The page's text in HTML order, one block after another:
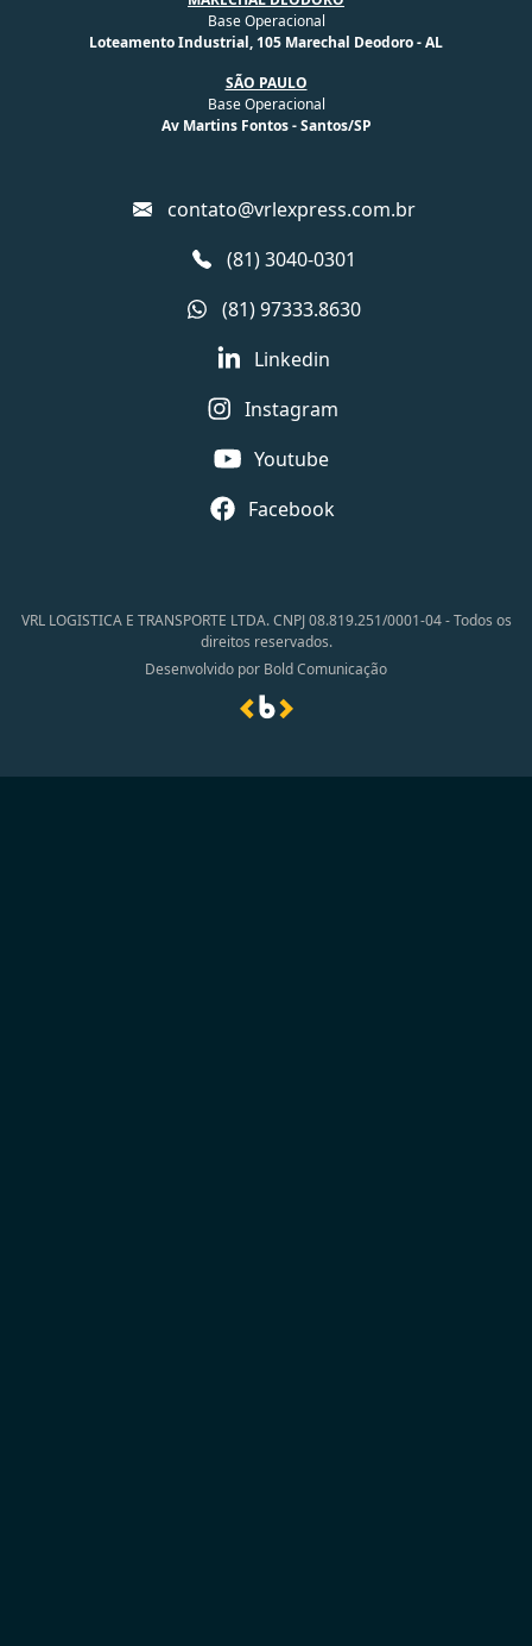
Base Operacional
Loteamento Industrial, 105 Marechal Deodoro - AL
SÃO PAULO
Base Operacional
Av Martins Fontos - Santos/SP
contato@vrlexpress.com.br
(81) 3040-0301
(81) 97333.8630
Linkedin
Instagram
Youtube
Facebook
VRL LOGISTICA E TRANSPORTE LTDA. CNPJ 08.819.251/0001-04 - Todos os
direitos reservados.
Desenvolvido por Bold Comunicação